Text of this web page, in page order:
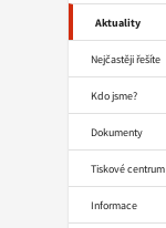
Aktuality
Nejčastěji řešíte
Kdo jsme?
Dokumenty
Tiskové centrum
Informace